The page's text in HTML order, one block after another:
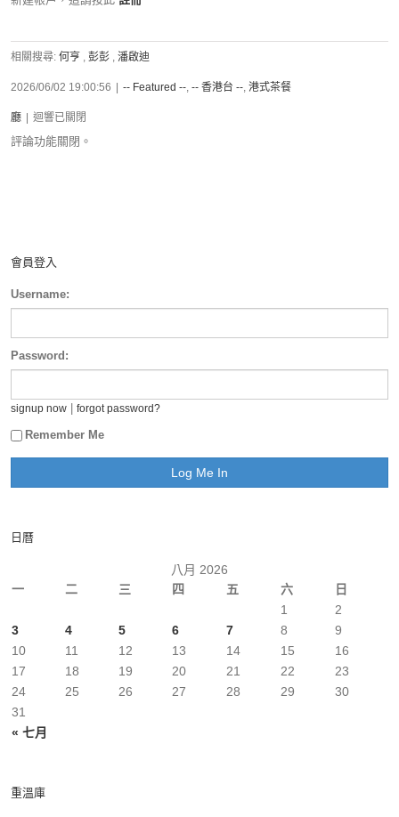
相關搜尋: 何亨 , 彭彭 , 潘啟迪
2026/06/02 19:00:56 -- Featured --, -- 香港台 --, 港式茶餐
廳 迴響已關閉
評論功能關閉。
會員登入
Username:
Password:
signup now forgot password?
Remember Me
日曆
八月 2026
一
二 三 四 五 六 日
« 七月
1
2
3
4 5 6 7 8
9
10
11 12 13 14 15
16
17
18 19 20 21 22
23
24
25 26 27 28 29
30
31
重溫庫